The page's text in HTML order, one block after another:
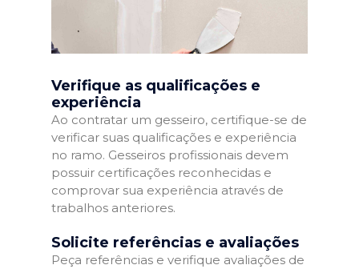
Verifique as qualificações e
experiência
Ao contratar um gesseiro, certifique-se de
verificar suas qualificações e experiência
no ramo. Gesseiros profissionais devem
possuir certificações reconhecidas e
comprovar sua experiência através de
trabalhos anteriores.
Solicite referências e avaliações
Peça referências e verifique avaliações de